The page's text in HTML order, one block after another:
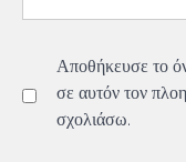
Αποθήκευσε το
σε αυτόν τον
σχολιάσω.